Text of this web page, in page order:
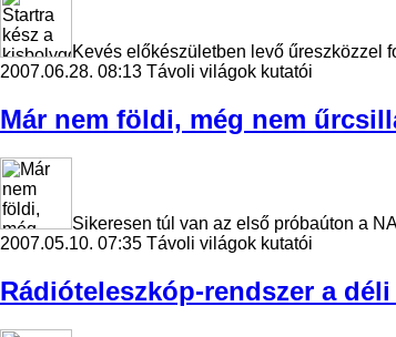
Kevés előkészületben levő űreszközzel
2007.06.28. 08:13 Távoli világok kutatói
Már nem földi, még nem
Sikeresen túl van az első próbaúton a
2007.05.10. 07:35 Távoli világok kutatói
Rádióteleszkóp-rendszer a